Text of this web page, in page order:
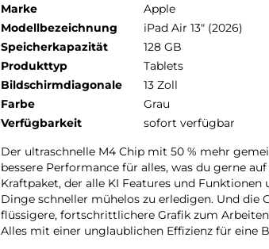
Marke
Apple
Modellbezeichnung
iPad Air 13" (2026)
Speicherkapazität
128 GB
Produkttyp
Tablets
Bildschirmdiagonale
13 Zoll
Farbe
Grau
Verfügbarkeit
sofort verfügbar
Der ultra­schnelle M4 Chip mit 50 % mehr
bessere Per­for­mance für alles, was du gerne
Kraft­paket, der alle KI Features und
Dinge schneller mühelos zu erle­digen. Und
flüssigere, fort­schritt­lichere Grafik zum
Alles mit einer unglaub­lichen Effizienz für eine